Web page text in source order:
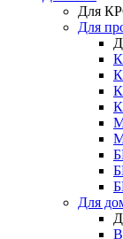
Для
Для
Для